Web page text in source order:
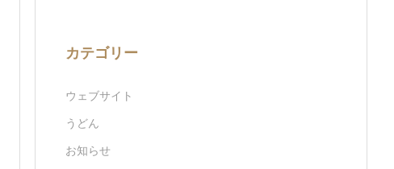
カテゴリー
ウェブサイト
うどん
お知らせ